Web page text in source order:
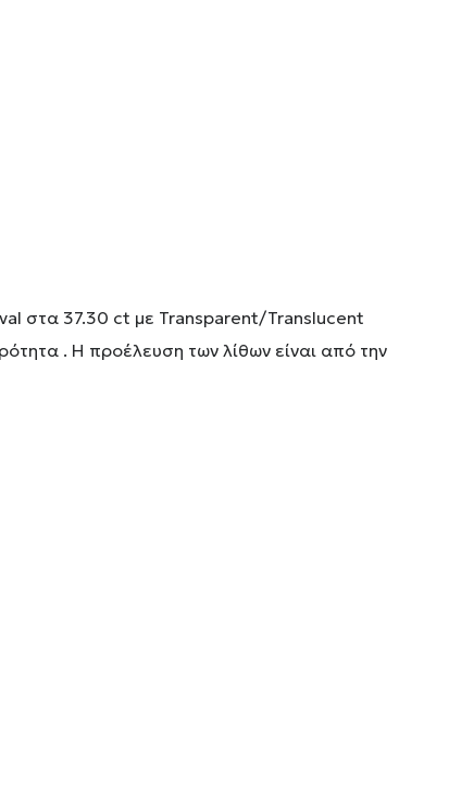
στα 37.30 ct με Transparent/Translucent
. Η προέλευση των λίθων είναι από την